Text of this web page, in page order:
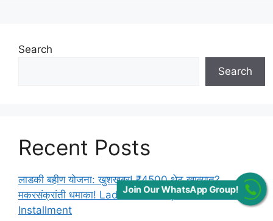
Search
Search
Recent Posts
लाडकी बहीण योजना: खुशखबर! ₹4500 थेट खात्यात?
मकरसंक्रांती धमाका! Ladki Bahin Yojana December
Installment
Join Our WhatsApp Group!